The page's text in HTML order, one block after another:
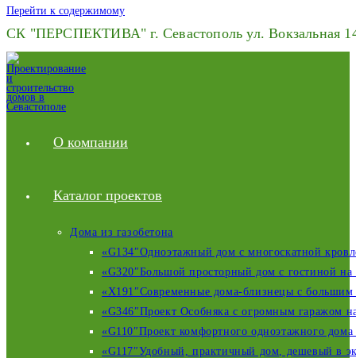
Перейти к содержимому
СК "ПЕРСПЕКТИВА" г. Севастополь ул. Вокзальная
О компании
Каталог проектов
Дома из газобетона
«G134″Одноэтажный дом с многоскатной
«G320″Большой просторный дом с гостиной
«X191″Современные дома-близнецы с
«G346″Проект Особняка с огромным гаражом
«G110″Проект комфортного одноэтажного
«G117″Удобный, практичный дом, дешевый в